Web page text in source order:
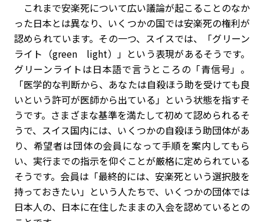
これまで安楽死について広い議論が起こることのなか
った日本とは異なり、いくつかの国では安楽死の権利が
認められています。その一つ、スイスでは、「グリーン
ライト（green light）」という表現があるそうです。
グリーンライトは日本語で言うところの「青信号」。
「医学的な判断から、あなたは自殺ほう助を受けても良
いという許可が医師から出ている」という状態を指すそ
うです。さまざまな基準を満たして初めて認められるそ
うで、スイス国内には、いくつかの自殺ほう助団体があ
り、希望者は団体の会員になって手順を案内してもら
い、実行までの指示を仰ぐことが厳格に定められている
そうです。会員は「最終的には、安楽死という選択肢を
持っておきたい」という人たちで、いくつかの団体では
日本人の、日本に在住したままの入会を認めているとの